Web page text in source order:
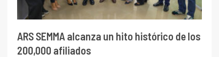
ARS SEMMA alcanza un hito histórico de los
200,000 afiliados